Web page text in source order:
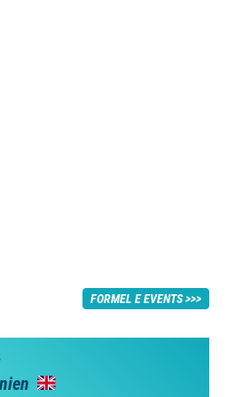
FORMEL E EVENTS